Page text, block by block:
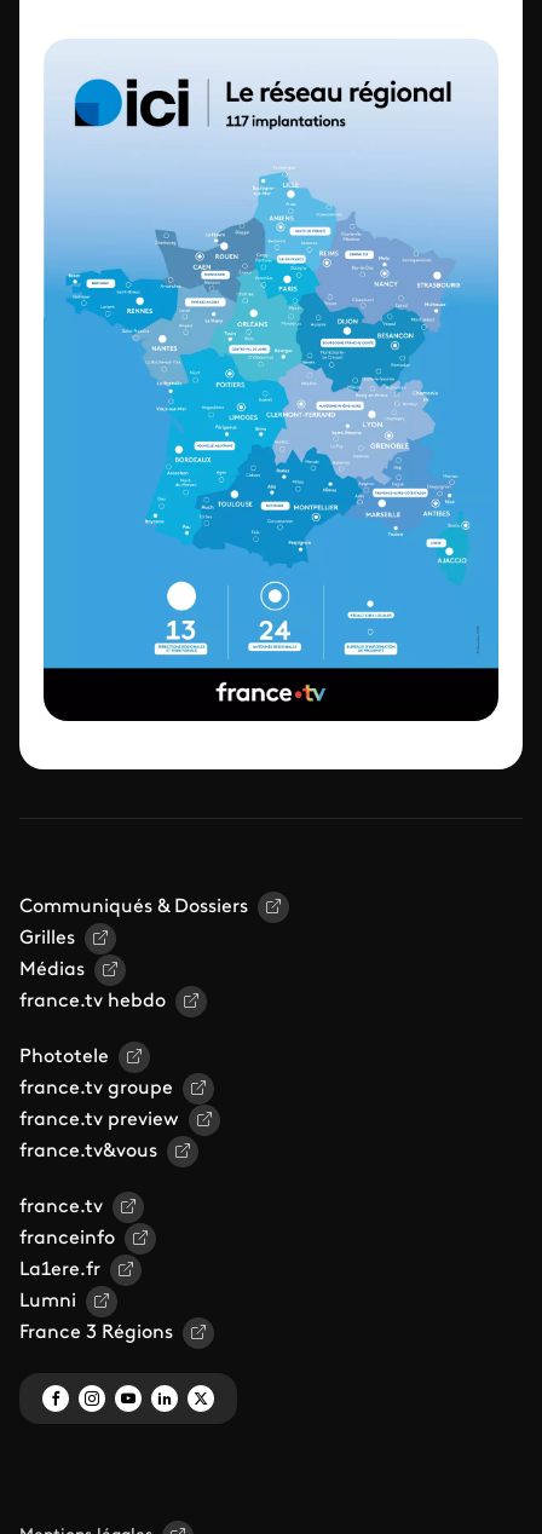
Communiqués & Dossiers
Grilles
Médias
france.tv hebdo
Phototele
france.tv groupe
france.tv preview
france.tv&vous
france.tv
franceinfo
La1ere.fr
Lumni
France 3 Régions